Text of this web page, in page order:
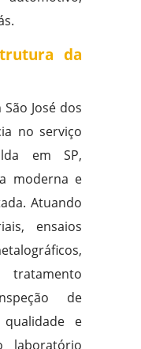
da
José dos
no serviço
em SP,
moderna e
Atuando
ensaios
de
e
laboratório